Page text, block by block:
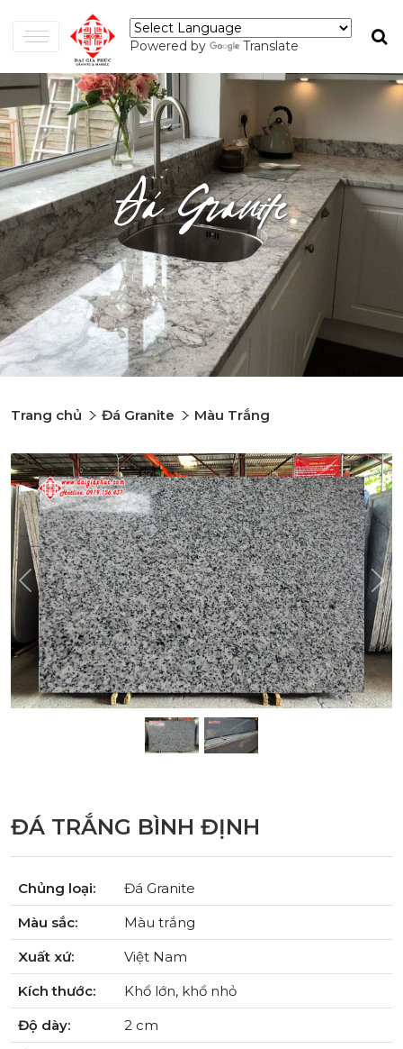
Powered by Translate
Đá Granite
Trang chủ Đá Granite Màu Trắng
Previous
ĐÁ TRẮNG BÌNH ĐỊNH
Chủng loại:
Đá Granite
Màu sắc:
Màu trắng
Xuất xứ:
Việt Nam
Kích thước:
Khổ lớn, khổ nhỏ
Độ dày:
2 cm